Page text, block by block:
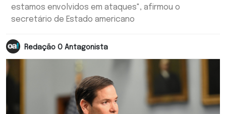
estamos envolvidos em ataques", afirmou o
secretário de Estado americano
Redação O Antagonista